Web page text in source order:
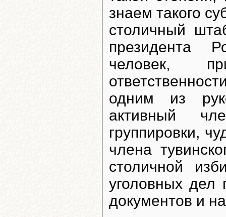
знаем такого
столичный
президента
человек,
одним из
активный
группировки,
члена
столичной
уголовных дел
документов и